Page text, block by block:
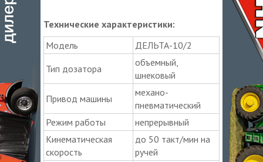
Технические характеристики:
Модель
ДЕЛЬТА-10/2
Тип дозатора
объемный,
шнековый
Привод машины
механо-
пневматический
Режим работы
непрерывный
Кинематическая
скорость
до 50 такт/мин на
ручей